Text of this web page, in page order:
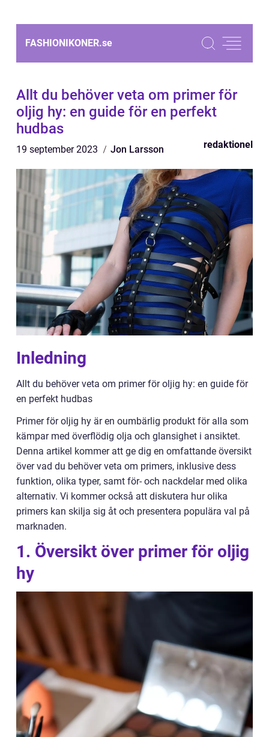
FASHIONIKONER.se
Allt du behöver veta om primer för
oljig hy: en guide för en perfekt
hudbas
19 september 2023 Jon Larsson redaktionel
Inledning
Allt du behöver veta om primer för oljig hy: en guide för
en perfekt hudbas
Primer för oljig hy är en oumbärlig produkt för alla som
kämpar med överflödig olja och glansighet i ansiktet.
Denna artikel kommer att ge dig en omfattande översikt
över vad du behöver veta om primers, inklusive dess
funktion, olika typer, samt för- och nackdelar med olika
alternativ. Vi kommer också att diskutera hur olika
primers kan skilja sig åt och presentera populära val på
marknaden.
1. Översikt över primer för oljig
hy